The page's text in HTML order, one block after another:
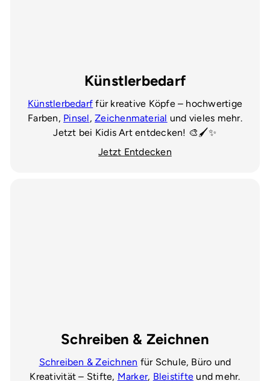
Künstlerbedarf
Künstlerbedarf für kreative Köpfe – hochwertige
Farben, Pinsel,Zeichenmaterial und vieles mehr.
Jetzt bei Kidis Art entdecken! 🎨🖌️✨
Jetzt Entdecken
Schreiben & Zeichnen
Schreiben & Zeichnen für Schule, Büro und
Kreativität – Stifte, Marker, Bleistifte und mehr.